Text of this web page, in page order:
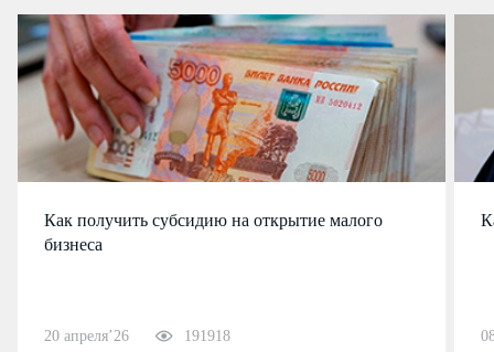
Как получить субсидию на открытие малого
бизнеса
20 апреля’26 191918